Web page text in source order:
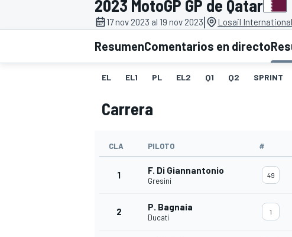
FÓRMULA E MOTO
2023 MotoGP GP de Qatar
17 nov 2023 al 19 nov 2023| Losail
ResumenComentarios en directo
EL EL1 PL EL2 Q1 Q2 SPRINT
Carrera
CLA PILOTO #
1 F. Di Giannantonio
Gresini
49
2 P. Bagnaia
Ducati
1